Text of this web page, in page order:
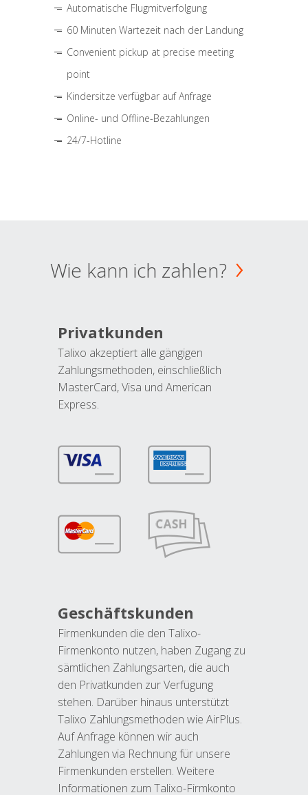
Automatische Flugmitverfolgung
60 Minuten Wartezeit nach der Landung
Convenient pickup at precise meeting
point
Kindersitze verfügbar auf Anfrage
Online- und Offline-Bezahlungen
24/7-Hotline
Wie kann ich zahlen?
Privatkunden
Talixo akzeptiert alle gängigen
Zahlungsmethoden, einschließlich
MasterCard, Visa und American
Express.
Geschäftskunden
Firmenkunden die den Talixo-
Firmenkonto nutzen, haben Zugang zu
sämtlichen Zahlungsarten, die auch
den Privatkunden zur Verfügung
stehen. Darüber hinaus unterstützt
Talixo Zahlungsmethoden wie AirPlus.
Auf Anfrage können wir auch
Zahlungen via Rechnung für unsere
Firmenkunden erstellen. Weitere
Informationen zum Talixo-Firmkonto